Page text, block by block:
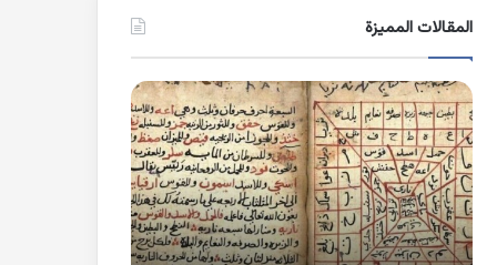
المقالات المميزة
اسماء
الجن
في
كتاب
شمس
المعارف
كلمات
بها
همزة
متطرفة
على
الواو